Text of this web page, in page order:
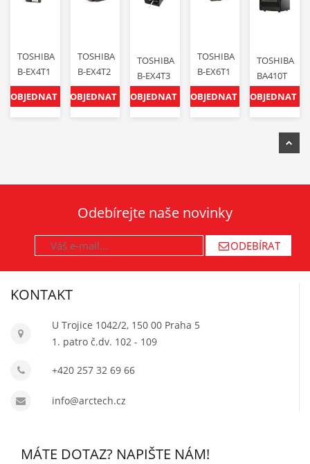
TOSHIBA
B-EX4T1
OBJEDNAT
TOSHIBA
B-EX4T2
OBJEDNAT
TOSHIBA
B-EX4T3
OBJEDNAT
TOSHIBA
B-EX6T1
OBJEDNAT
TOSHIBA
BA410T
OBJEDNAT
Odebírejte naše novinky
ODEBÍRAT
KONTAKT
U Trojice 1042/2, 150 00 Praha 5
1. patro č.dv. 102 - 109
+420 257 32 69 66
info@arctech.cz
MÁTE DOTAZ? NAPIŠTE NÁM!